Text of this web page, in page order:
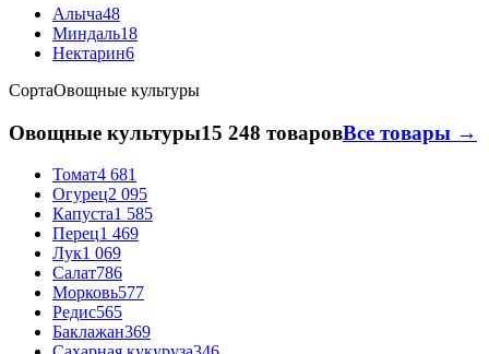
Алыча48
Миндаль18
Нектарин6
СортаОвощные культуры
Овощные культуры15 248 товаровВсе товары →
Томат4 681
Огурец2 095
Капуста1 585
Перец1 469
Лук1 069
Салат786
Морковь577
Редис565
Баклажан369